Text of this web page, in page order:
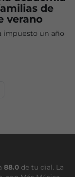
de
verano
impuesto un año
88.0 de tu dial. La